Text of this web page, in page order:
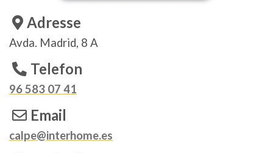
Adresse
Avda. Madrid, 8 A
Telefon
96 583 07 41
Email
calpe@interhome.es